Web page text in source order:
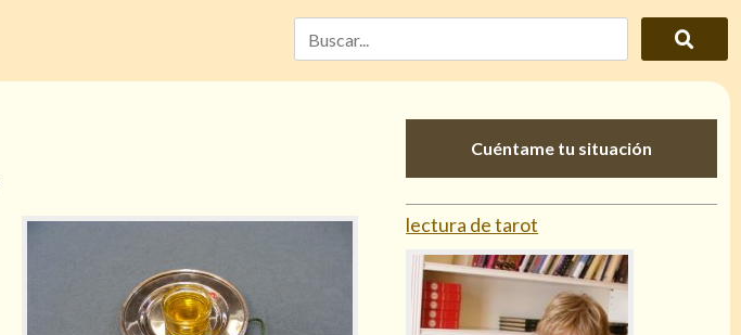
Cuéntame tu situación
lectura de tarot